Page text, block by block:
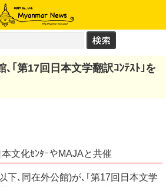
､｢第17回日本文学翻訳ｺﾝﾃｽﾄ｣を
文化ｾﾝﾀｰやMAJAと共催
下､同在外公館)が､｢第17回日本文学